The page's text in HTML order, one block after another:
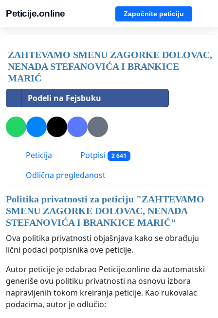
Peticije.online Započnite peticiju
ZAHTEVAMO SMENU ZAGORKE DOLOVAC,
NENADA STEFANOVIĆA I BRANKICE
MARIĆ
Podeli na Fejsbuku
Peticija Potpisi 2 641
Odlična pregledanost
Politika privatnosti za peticiju "ZAHTEVAMO
SMENU ZAGORKE DOLOVAC, NENADA
STEFANOVIĆA I BRANKICE MARIĆ"
Ova politika privatnosti objašnjava kako se obrađuju
lični podaci potpisnika ove peticije.
Autor peticije je odabrao Peticije.online da automatski
generiše ovu politiku privatnosti na osnovu izbora
napravljenih tokom kreiranja peticije. Kao rukovalac
podacima, autor je odlučio: